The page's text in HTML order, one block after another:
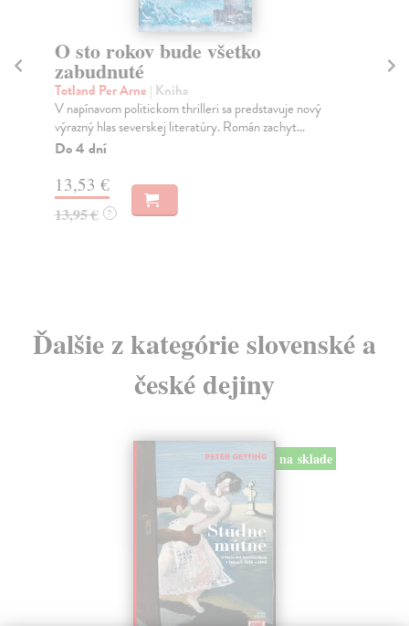
O sto rokov bude všetko
zabudnuté
Totland Per Arne | Kniha
V napínavom politickom thrilleri sa predstavuje nový
výrazný hlas severskej literatúry. Román zachyt...
Do 4 dní
13,53 €
13,95 € ?
Ďalšie z kategórie slovenské a
české dejiny
na sklade